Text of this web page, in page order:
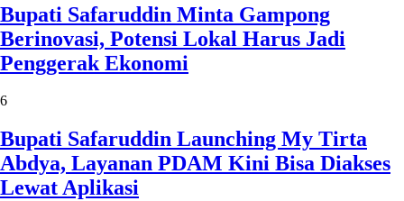
Bupati Safaruddin Minta Gampong
Berinovasi, Potensi Lokal Harus Jadi
Penggerak Ekonomi
6
Bupati Safaruddin Launching My Tirta
Abdya, Layanan PDAM Kini Bisa Diakses
Lewat Aplikasi